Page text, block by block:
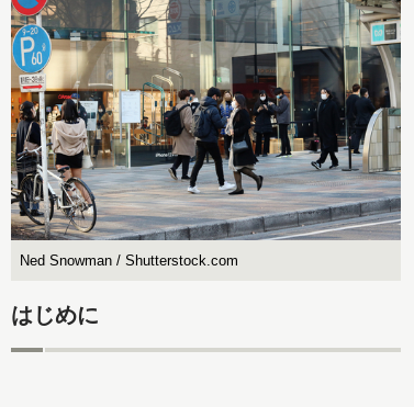
Ned Snowman / Shutterstock.com
はじめに